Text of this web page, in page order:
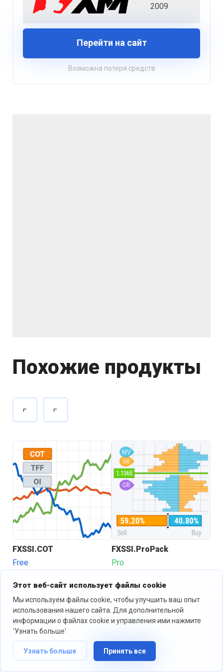
Этот веб-сайт использует файлы cookie
Мы используем файлы cookie, чтобы улучшить ваш опыт
использования нашего сайта. Для дополнительной
информации о файлах cookie и управления ими нажмите
'Узнать больше'.
Узнать больше Принять все
2009
Перейти на сайт
Возможна потеря средств
Похожие продукты
FXSSI.COT
Free
FXSSI.ProPack
Pro
Sentiment Pack(8)
Скачайте полный набор индикаторов для